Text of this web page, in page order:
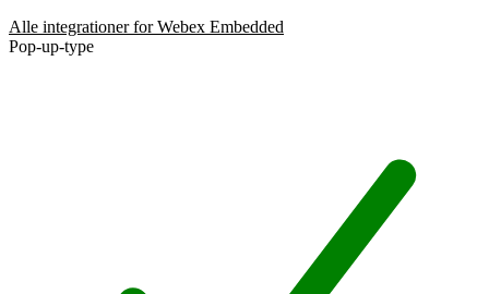
Alle integrationer for Webex Embedded
Pop-up-type